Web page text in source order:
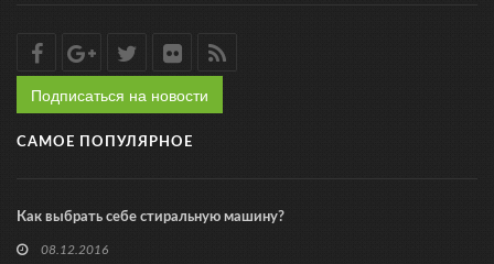
Подписаться на новости
САМОЕ ПОПУЛЯРНОЕ
Как выбрать себе стиральную машину?
08.12.2016